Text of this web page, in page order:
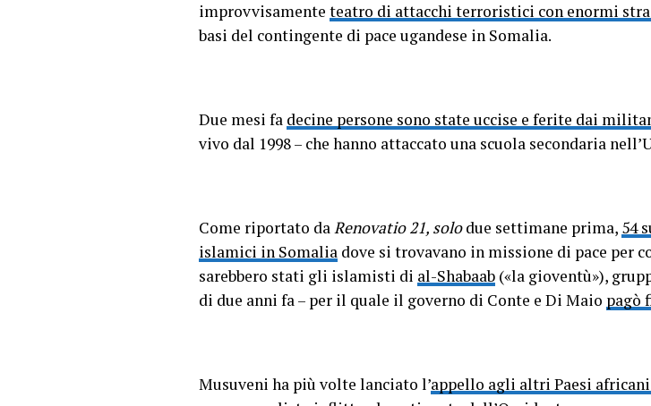
improvvisamente teatro di attacchi terroristici con enormi
basi del contingente di pace ugandese in Somalia.
Due mesi fa decine persone sono state uccise e ferite dai
vivo dal 1998 – che hanno attaccato una scuola secondaria
Come riportato daRenovatio 21, solodue settimane prima, 54
islamici in Somalia dove si trovavano in missione di pace per
sarebbero stati gli islamisti di al-Shabaab («la gioventù»),
di due anni fa – per il quale il governo di Conte e Di Maio pagò
Musuveni ha più volte lanciato l’appello agli altri Paesi